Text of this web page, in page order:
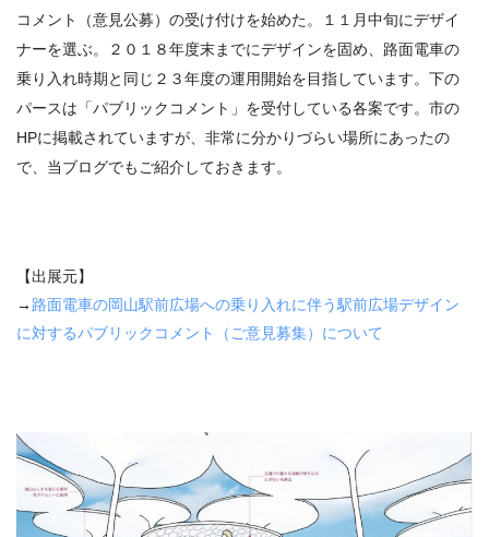
コメント（意見公募）の受け付けを始めた。１１月中旬にデザイ
ナーを選ぶ。２０１８年度末までにデザインを固め、路面電車の
乗り入れ時期と同じ２３年度の運用開始を目指しています。下の
パースは「パブリックコメント」を受付している各案です。市の
HPに掲載されていますが、非常に分かりづらい場所にあったの
で、当ブログでもご紹介しておきます。
【出展元】
→ 路面電車の岡山駅前広場への乗り入れに伴う駅前広場デザイン
に対するパブリックコメント（ご意見募集）について